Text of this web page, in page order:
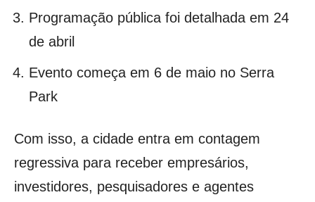
Programação pública foi detalhada em 24
de abril
Evento começa em 6 de maio no Serra
Park
Com isso, a cidade entra em contagem
regressiva para receber empresários,
investidores, pesquisadores e agentes